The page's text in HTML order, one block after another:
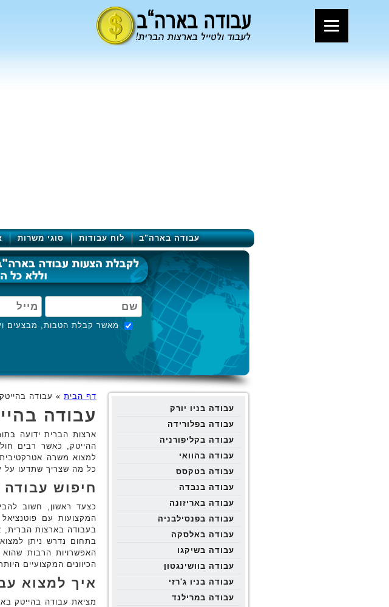
עבודה בארה"ב לוח עבודות סוגי משרות
מאשר קבלת הטבות, מבצעים
עבודה בניו יורק
עבודה בפלורידה
עבודה בקליפורניה
עבודה בהוואי
עבודה בטקסס
עבודה בנבדה
עבודה באריזונה
עבודה בפנסילבניה
עבודה באלסקה
עבודה בשיקגו
עבודה בוושינגטון
עבודה בניו ג'רזי
עבודה במרילנד
דף הבית » עבודה
עבודה
ארצות הברית ידועה
ההייטק, כאשר רבים
למצוא משרה
כל מה שצריך שתדעו על
חיפוש
כצעד ראשון, חשוב
המקצועות עם
בעבודה בארצות הברית,
בתחום נדרש ניתן
האפשרויות הרבות
הכיוונים המקצועיים
איך למצוא
מציאת עבודה בהייטק